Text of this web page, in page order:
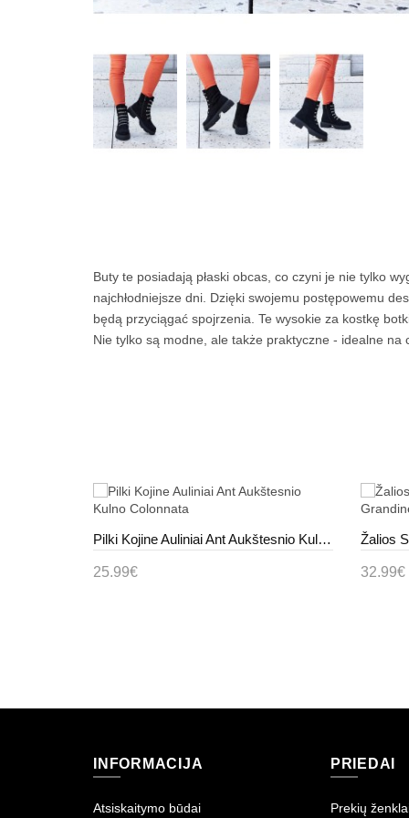
Buty te posiadają płaski obcas, co czyni je nie tylko
najchłodniejsze dni. Dzięki swojemu postępowemu
będą przyciągać spojrzenia. Te wysokie za kostkę
Nie tylko są modne, ale także praktyczne - idealne na
Pilki Kojine Auliniai Ant Aukštesnio Kulno Colonnata
25.99€ 32.99€
INFORMACIJA
Atsiskaitymo būdai
PRIEDAI
Prekių